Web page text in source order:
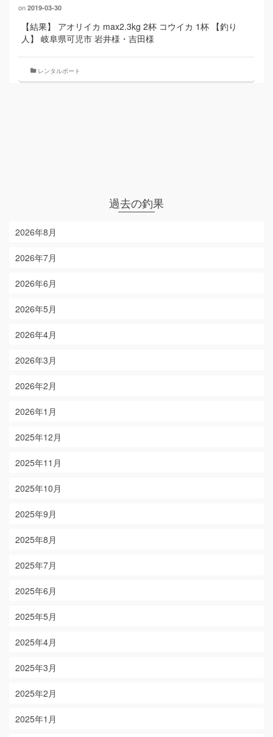
on 2019-03-30
【結果】 アオリイカ max2.3kg 2杯 コウイカ 1杯 【釣り
人】 岐阜県可児市 岩井様・吉田様
レンタルボート
過去の釣果
2026年8月
2026年7月
2026年6月
2026年5月
2026年4月
2026年3月
2026年2月
2026年1月
2025年12月
2025年11月
2025年10月
2025年9月
2025年8月
2025年7月
2025年6月
2025年5月
2025年4月
2025年3月
2025年2月
2025年1月